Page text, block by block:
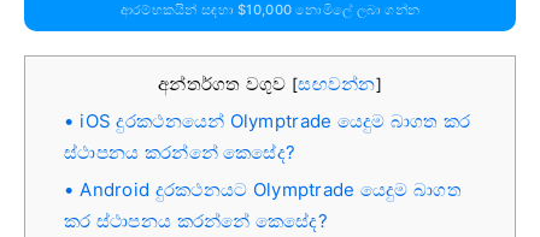
ආරම්භකයින් සඳහා $10,000 නොමිලේ ලබා ගන්න
අන්තර්ගත වගුව [සඟවන්න]
iOS දුරකථනයෙන් Olymptrade යෙදුම බාගත කර
ස්ථාපනය කරන්නේ කෙසේද?
Android දුරකථනයට Olymptrade යෙදුම බාගත
කර ස්ථාපනය කරන්නේ කෙසේද?